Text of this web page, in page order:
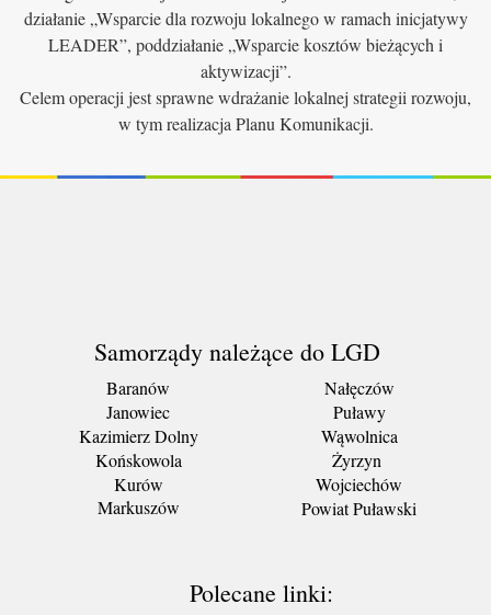
działanie „Wsparcie dla rozwoju lokalnego w ramach inicjatywy
LEADER”, poddziałanie „Wsparcie kosztów bieżących i
aktywizacji”.
Celem operacji jest sprawne wdrażanie lokalnej strategii rozwoju,
w tym realizacja Planu Komunikacji.
Samorządy należące do LGD
Baranów
Janowiec
Kazimierz Dolny
Końskowola
Kurów
Markuszów
Nałęczów
Puławy
Wąwolnica
Żyrzyn
Wojciechów
Powiat Puławski
Polecane linki: